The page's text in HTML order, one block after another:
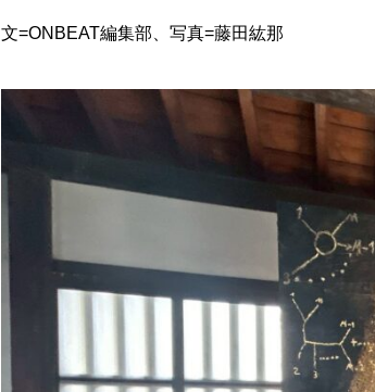
文=ONBEAT編集部、写真=藤田紘那